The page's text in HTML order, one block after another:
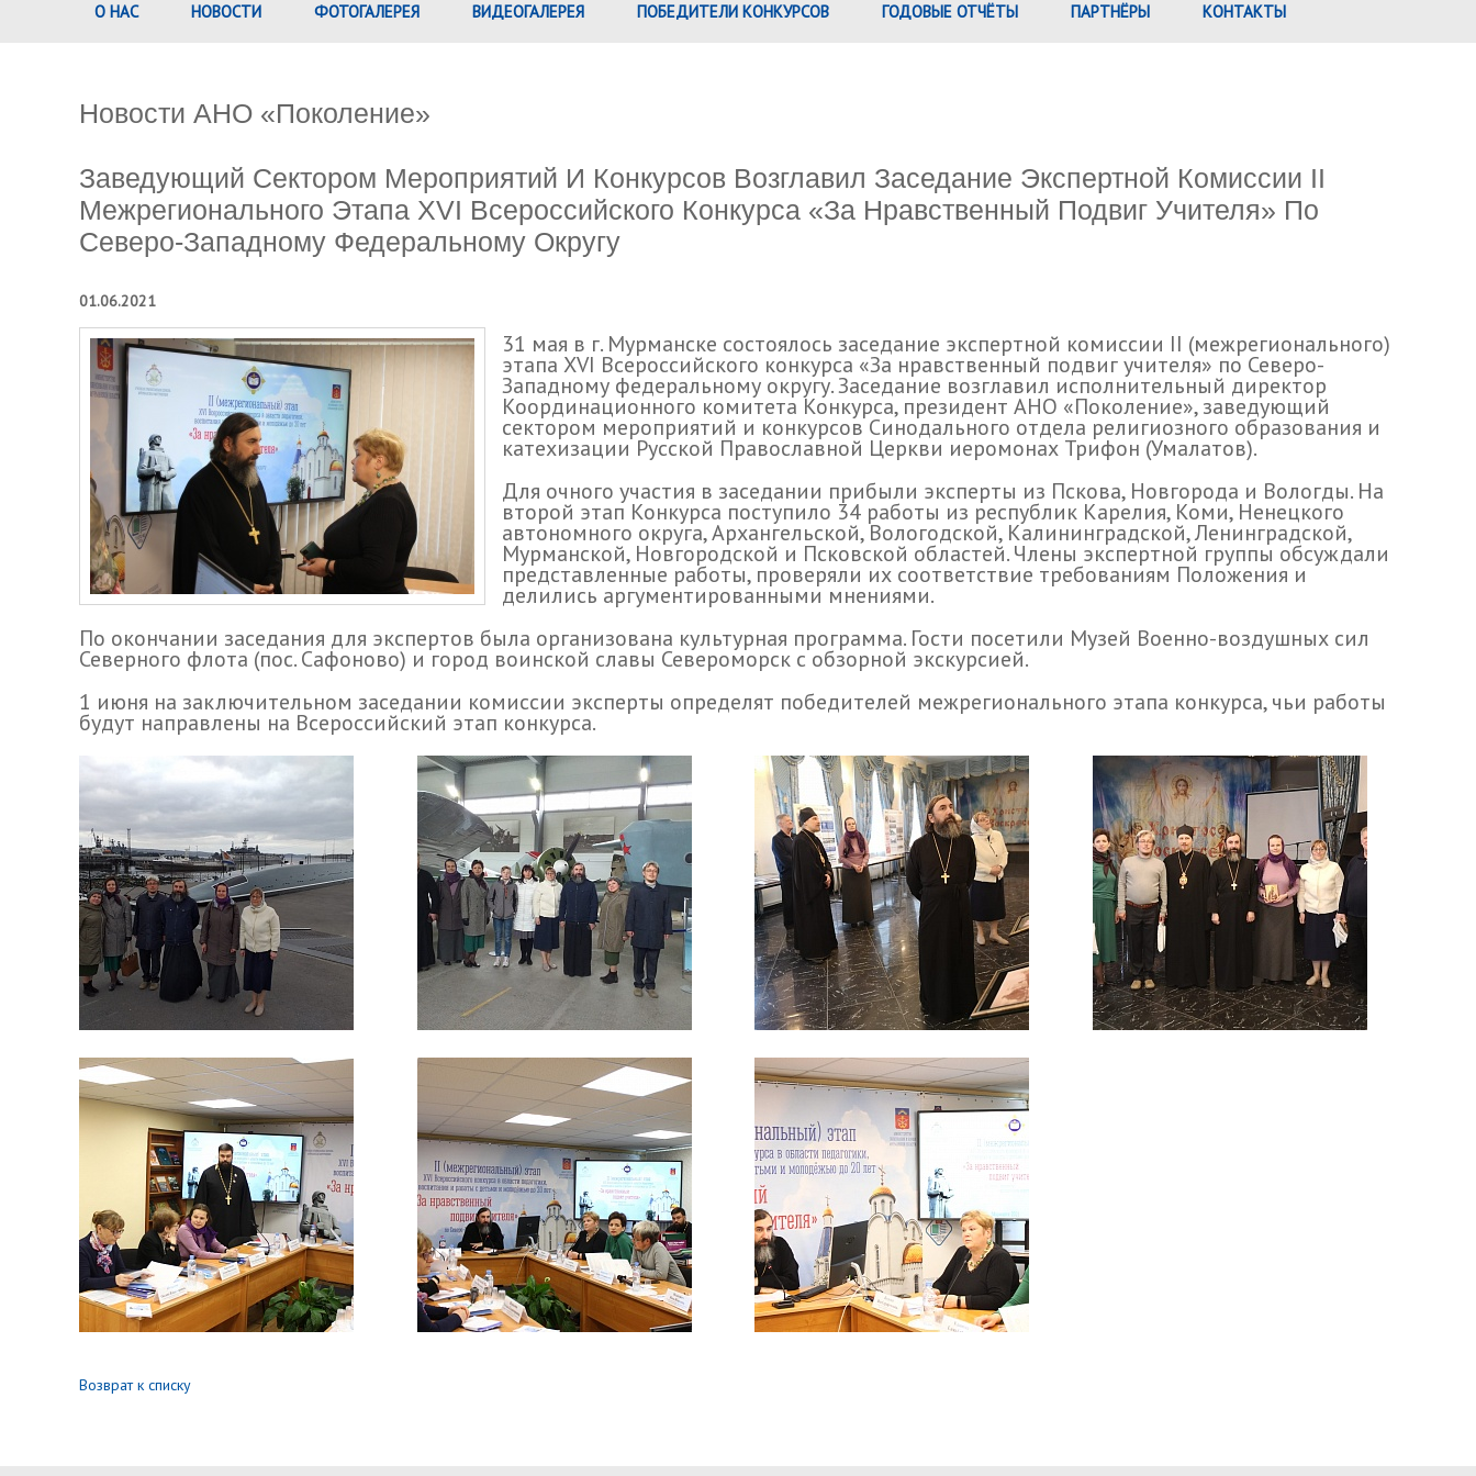
О НАС НОВОСТИ ФОТОГАЛЕРЕЯ ВИДЕОГАЛЕРЕЯ ПОБЕДИТЕЛИ КОНКУРСОВ ГОДОВЫЕ ОТЧЁТЫ ПАРТНЁРЫ КОНТАКТЫ
Новости АНО «Поколение»
Заведующий Сектором Мероприятий И Конкурсов Возглавил Заседание Экспертной Комиссии II
Межрегионального Этапа XVI Всероссийского Конкурса «За Нравственный Подвиг Учителя» По
Северо-Западному Федеральному Округу
01.06.2021
31 мая в г. Мурманске состоялось заседание экспертной комиссии II (межрегионального)
этапа XVI Всероссийского конкурса «За нравственный подвиг учителя» по Северо-
Западному федеральному округу. Заседание возглавил исполнительный директор
Координационного комитета Конкурса, президент АНО «Поколение», заведующий
сектором мероприятий и конкурсов Синодального отдела религиозного образования и
катехизации Русской Православной Церкви иеромонах Трифон (Умалатов).
Для очного участия в заседании прибыли эксперты из Пскова, Новгорода и Вологды. На
второй этап Конкурса поступило 34 работы из республик Карелия, Коми, Ненецкого
автономного округа, Архангельской, Вологодской, Калининградской, Ленинградской,
Мурманской, Новгородской и Псковской областей. Члены экспертной группы обсуждали
представленные работы, проверяли их соответствие требованиям Положения и
делились аргументированными мнениями.
По окончании заседания для экспертов была организована культурная программа. Гости посетили Музей Военно-воздушных сил
Северного флота (пос. Сафоново) и город воинской славы Североморск с обзорной экскурсией.
1 июня на заключительном заседании комиссии эксперты определят победителей межрегионального этапа конкурса, чьи работы
будут направлены на Всероссийский этап конкурса.
Возврат к списку